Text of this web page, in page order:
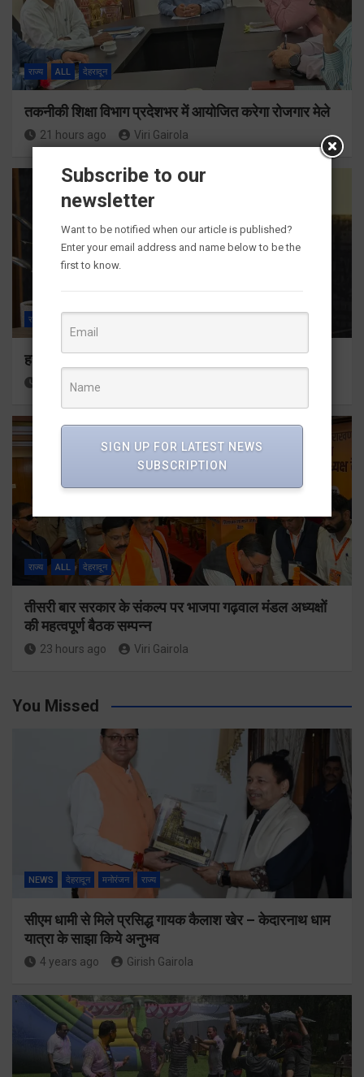
राज्य ALL देहरादून
तकनीकी शिक्षा विभाग प्रदेशभर में आयोजित करेगा रोजगार मेले
21 hours ago Viri Gairola
राज्य
हर घर तिरंगा अभियान को जन-जन तक पहुंचाने की तैयारी
22 hours ago
राज्य ALL देहरादून
तीसरी बार सरकार के संकल्प पर भाजपा गढ़वाल मंडल अध्यक्षों
की महत्वपूर्ण बैठक सम्पन्न
23 hours ago Viri Gairola
You Missed
NEWS देहरादून मनोरंजन राज्य
सीएम धामी से मिले प्रसिद्ध गायक कैलाश खेर – केदारनाथ धाम
यात्रा के साझा किये अनुभव
4 years ago Girish Gairola
Subscribe to our
newsletter
Want to be notified when our article is published?
Enter your email address and name below to be the
first to know.
SIGN UP FOR LATEST NEWS
SUBSCRIPTION